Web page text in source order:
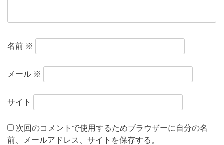
名前 ※
メール ※
サイト
次回のコメントで使用するためブラウザーに自分の名
前、メールアドレス、サイトを保存する。